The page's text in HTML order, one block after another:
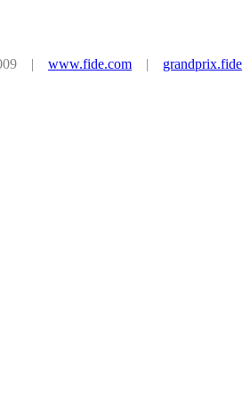
| www.fide.com |